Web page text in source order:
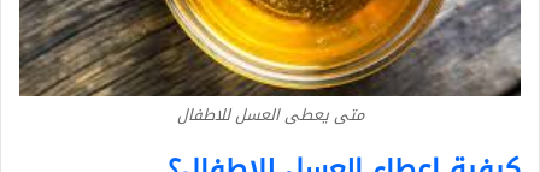
متى يعطى العسل للاطفال